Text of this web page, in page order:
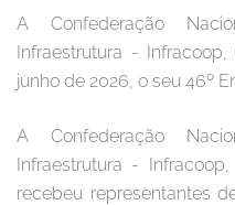
A Confederação
Infraestrutura -
junho de 2026, o seu 46º
A Confederação
Infraestrutura -
recebeu representantes